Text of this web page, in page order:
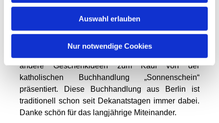
Auswahl erlauben
Nur notwendige Cookies
So war im Anschluss an den Gottesdienst
miteinander Essen angesagt, leckere Eintöpfe und
wer mochte, konnte sich zu gutem Gespräch an den
langen Tischen auch mit Kaffee und Kuchen
andere Geschenkideen zum Kauf von der
katholischen Buchhandlung „Sonnenschein“
präsentiert. Diese Buchhandlung aus Berlin ist
traditionell schon seit Dekanatstagen immer dabei.
Danke schön für das langjährige Miteinander.